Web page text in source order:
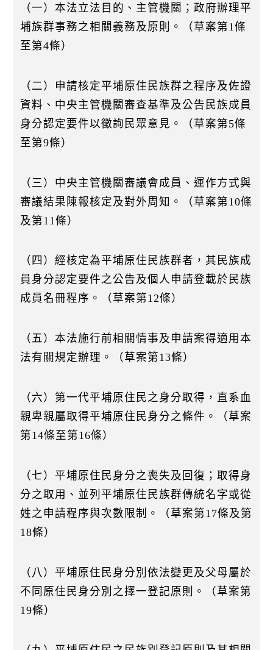
（一）本法立法目的、主管機關；政府辦理平
埔族群事務之相關義務及原則。（草案第1條
至第4條）
（二）申請核定平埔原住民族群之程序及佐證
資料、中央主管機關審查基準及公告民族成員
身分認定要件以徵詢民眾意見。（草案第5條
至第9條）
（三）中央主管機關審議會成員、運作方式與
審議結果陳報核定及對外周知。（草案第10條
及第11條）
（四）經核定為平埔原住民族群者，其民族成
員身分認定要件之公告及個人申請登載於民族
成員名冊程序。（草案第12條）
（五）本法施行前相關情事及申請案得適用本
法有關規定辦理。（草案第13條）
（六）第一代平埔原住民之身分取得，直系血
親卑親屬取得平埔原住民身分之條件。（草案
第14條至第16條）
（七）平埔原住民身分之喪失及回復；取得身
分之取用、並列平埔原住民族群傳統名字或從
姓之申請程序與次數限制。（草案第17條及第
18條）
（八）平埔原住民身分別依法變更及父母屬於
不同原住民身分別之擇一登記原則。（草案第
19條）